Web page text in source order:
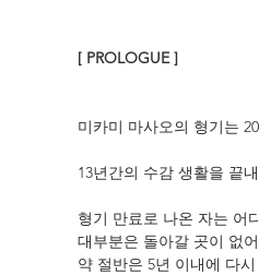
[ PROLOGUE ]
미카미 마사오의 형기는
13년간의 수감 생활을 끝
형기 만료로 나온 자는 어
대부분은 돌아갈 곳이 없어
약 절반은 5년 이내에 다